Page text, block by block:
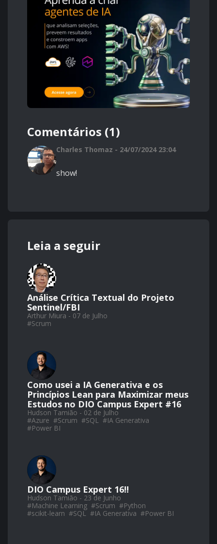
Comentários (1)
Charles Thomaz - 24/07/2024 23:04
show!
Leia a seguir
Análise Crítica Textual do Projeto
Sentinel/FBI
Arthur Miura - 07 de Julho
#Scrum
Como usei a IA Generativa e os
Princípios Lean para Maximizar meus
Estudos no DIO Campus Expert #16
Hudson Tamião - 02 de Julho
#Azure #Scrum #SQL #IA Generativa
#Power BI
DIO Campus Expert 16!!
Hudson Tamião - 23 de Junho
#Machine Learning #Scrum #Python
#scikit-learn #SQL #IA Generativa #Power BI